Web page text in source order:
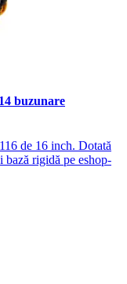
buzunare
de 16 inch. Dotată
bază rigidă pe eshop-